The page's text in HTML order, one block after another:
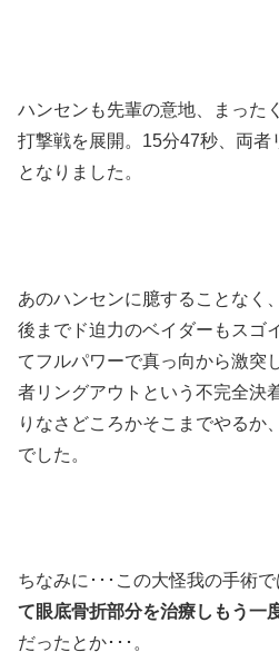
ハンセンも先輩の意地、まった
打撃戦を展開。15分47秒、両者
となりました。
あのハンセンに臆することなく
後までド迫力のベイダーもスゴ
てフルパワーで真っ向から激突
者リングアウトという不完全決
りなさどころかそこまでやるか
でした。
ちなみに･･･この大怪我の手術で
て眼底骨折部分を治療しもう一
だったとか･･･。